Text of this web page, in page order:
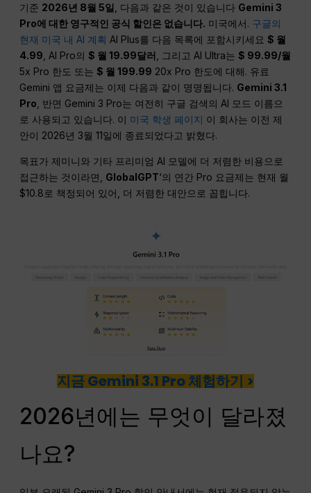
기준 2026년 8월 5일 , 다음과 같은 것이 있습니다 Gemini 3
Pro에 대한 영구적인 공식 할인은 없습니다. 미국에서. 구글의
현재 미국 내 AI 계획 AI Plus를 다음 목록에 포함시키세요$ 월
4.99 , AI Pro의$ 월 19.99달러 , 그리고 AI Ultra는$ 99.99/월
5x Pro 한도 또는$ 월 199.99 20x Pro 한도에 대해. 유료
Gemini 앱 요금제는 이제 다음과 같이 명명됩니다. Gemini 3.1
Pro , 반면 Gemini 3 Pro는 여전히 구글 검색의 AI 모드 이름으
로 사용되고 있습니다. 이 미국 학생 페이지 이 회사는 이전 제
안이 2026년 3월 11일에 종료되었다고 밝혔다.
목표가 제미니와 기타 프리미엄 AI 모델에 더 저렴한 비용으로
접근하는 것이라면, GlobalGPT‘의 연간 Pro 요금제는 현재 월
$10.8로 책정되어 있어, 더 저렴한 대안으로 꼽힙니다.
지금 Gemini 3.1 Pro 체험하기 >
2026년에는 무엇이 달라졌
나요?